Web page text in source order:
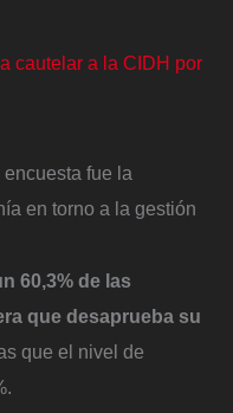
cautelar a la CIDH por
fue la
en torno a la gestión
60,3% de las
que desaprueba su
que el nivel de